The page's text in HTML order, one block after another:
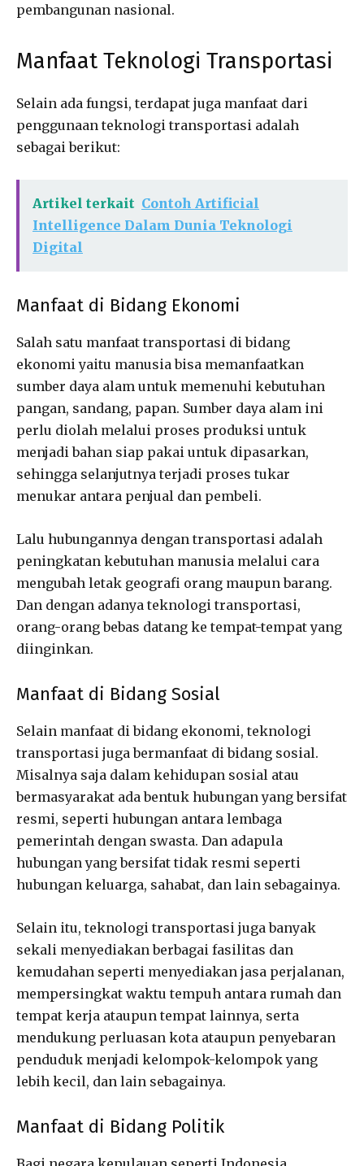
pembangunan nasional.
Manfaat Teknologi Transportasi
Selain ada fungsi, terdapat juga manfaat dari
penggunaan teknologi transportasi adalah
sebagai berikut:
Artikel terkait Contoh Artificial
Intelligence Dalam Dunia Teknologi
Digital
Manfaat di Bidang Ekonomi
Salah satu manfaat transportasi di bidang
ekonomi yaitu manusia bisa memanfaatkan
sumber daya alam untuk memenuhi kebutuhan
pangan, sandang, papan. Sumber daya alam ini
perlu diolah melalui proses produksi untuk
menjadi bahan siap pakai untuk dipasarkan,
sehingga selanjutnya terjadi proses tukar
menukar antara penjual dan pembeli.
Lalu hubungannya dengan transportasi adalah
peningkatan kebutuhan manusia melalui cara
mengubah letak geografi orang maupun barang.
Dan dengan adanya teknologi transportasi,
orang-orang bebas datang ke tempat-tempat yang
diinginkan.
Manfaat di Bidang Sosial
Selain manfaat di bidang ekonomi, teknologi
transportasi juga bermanfaat di bidang sosial.
Misalnya saja dalam kehidupan sosial atau
bermasyarakat ada bentuk hubungan yang bersifat
resmi, seperti hubungan antara lembaga
pemerintah dengan swasta. Dan adapula
hubungan yang bersifat tidak resmi seperti
hubungan keluarga, sahabat, dan lain sebagainya.
Selain itu, teknologi transportasi juga banyak
sekali menyediakan berbagai fasilitas dan
kemudahan seperti menyediakan jasa perjalanan,
mempersingkat waktu tempuh antara rumah dan
tempat kerja ataupun tempat lainnya, serta
mendukung perluasan kota ataupun penyebaran
penduduk menjadi kelompok-kelompok yang
lebih kecil, dan lain sebagainya.
Manfaat di Bidang Politik